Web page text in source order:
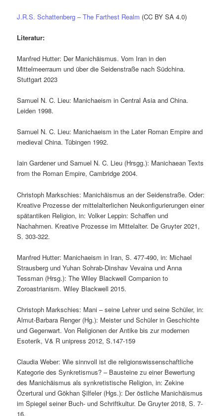
J.R.S. Schattenberg – The Farthest Realm (CC BY SA 4.0)
Literatur:
Manfred Hutter: Der Manichäismus. Vom Iran in den
Mittelmeerraum und über die Seidenstraße nach Südchina.
Stuttgart 2023
Samuel N. C. Lieu: Manichaeism in Central Asia and China.
Leiden 1998.
Samuel N. C. Lieu: Manichaeism in the Later Roman Empire and
medieval China. Tübingen 1992.
Iain Gardener und Samuel N. C. Lieu (Hrsgg.): Manichaean Texts
from the Roman Empire, Cambridge 2004.
Christoph Markschies: Manichäismus an der Seidenstraße. Oder:
Kreative Prozesse der mittelalterlichen Neukonfigurierungen einer
spätantiken Religion, in: Volker Leppin: Schaffen und
Nachahmen. Kreative Prozesse im Mittelalter. De Gruyter 2021,
S. 303-322.
Manfred Hutter: Manichaeism in Iran, S. 477-490, in: Michael
Strausberg und Yuhan Sohrab-Dinshav Vevaina und Anna
Tessman (Hrsg.): The Wiley Blackwell Companion to
Zoroastrianism. Wiley Blackwell 2015.
Christoph Markschies: Mani – seine Lehrer und seine Schüler, in:
Almut-Barbara Renger (Hg.): Meister und Schüler in Geschichte
und Gegenwart. Von Religionen der Antike bis zur modernen
Esoterik, V& R unipress 2012, S.147-159
Claudia Weber: Wie sinnvoll ist die religionswissenschaftliche
Kategorie des Synkretismus? – Bausteine zu einer Bewertung
des Manichäismus als synkretistische Religion, in: Zekine
Özertural und Gökhan Şilfeler (Hgs.): Der östliche Manichäismus
im Spiegel seiner Buch- und Schriftkultur. De Gruyter 2018, S. 7-
16.